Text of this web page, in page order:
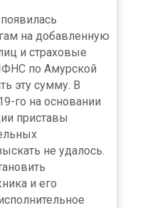
на добавленную
и страховые
по Амурской
эту сумму. В
го на основании
приставы
не удалось.
и его